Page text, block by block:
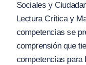
Sociales y
Lectura Crítica y
competencias se
comprensión que
competencias para